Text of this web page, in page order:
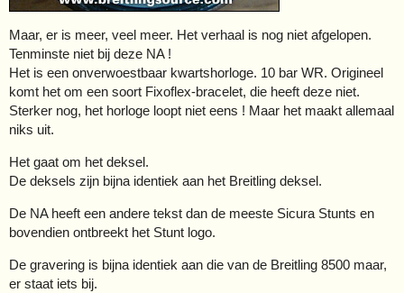
Maar, er is meer, veel meer. Het verhaal is nog niet afgelopen.
Tenminste niet bij deze NA !
Het is een onverwoestbaar kwartshorloge. 10 bar WR. Origineel
komt het om een soort Fixoflex-bracelet, die heeft deze niet.
Sterker nog, het horloge loopt niet eens ! Maar het maakt allemaal
niks uit.
Het gaat om het deksel.
De deksels zijn bijna identiek aan het Breitling deksel.
De NA heeft een andere tekst dan de meeste Sicura Stunts en
bovendien ontbreekt het Stunt logo.
De gravering is bijna identiek aan die van de Breitling 8500 maar,
er staat iets bij.